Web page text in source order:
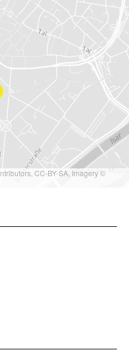
CC-BY-SA , Imagery ©